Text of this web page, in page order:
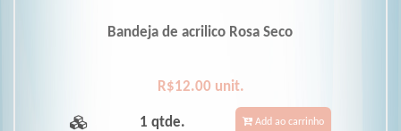
Bandeja de acrilico Rosa Seco
R$12.00 unit.
1 qtde. Add ao carrinho